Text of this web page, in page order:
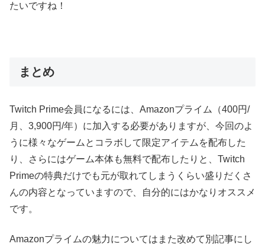
たいですね！
まとめ
Twitch Prime会員になるには、Amazonプライム（400円/
月、3,900円/年）に加入する必要がありますが、今回のよ
うに様々なゲームとコラボして限定アイテムを配布した
り、さらにはゲーム本体も無料で配布したりと、Twitch
Primeの特典だけでも元が取れてしまうくらい盛りだくさ
んの内容となっていますので、自分的にはかなりオススメ
です。
Amazonプライムの魅力についてはまた改めて別記事にし